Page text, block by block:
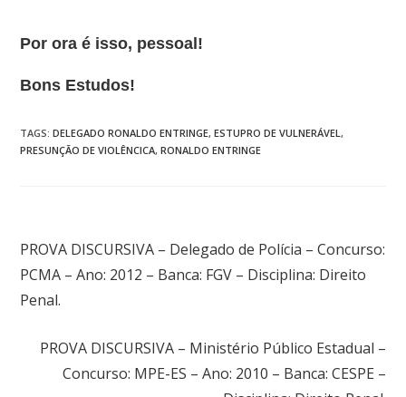
Por ora é isso, pessoal!
Bons Estudos!
TAGS:DELEGADO RONALDO ENTRINGE, ESTUPRO DE VULNERÁVEL ,
PRESUNÇÃO DE VIOLÊNCICA, RONALDO ENTRINGE
PROVA DISCURSIVA – Delegado de Polícia – Concurso:
PCMA – Ano: 2012 – Banca: FGV – Disciplina: Direito
Penal.
PROVA DISCURSIVA – Ministério Público Estadual –
Concurso: MPE-ES – Ano: 2010 – Banca: CESPE –